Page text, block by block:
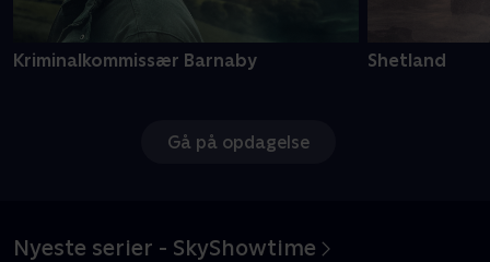
Kriminalkommissær Barnaby Shetland
Gå på opdagelse
Nyeste serier - SkyShowtime